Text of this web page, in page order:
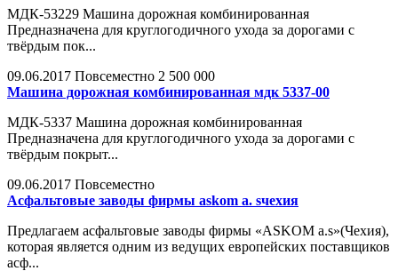
МДК-53229 Машина дорожная комбинированная
Предназначена для круглогодичного ухода за дорогами с
твёрдым пок...
09.06.2017 Повсеместно 2 500 000
Машина дорожная комбинированная мдк 5337-00
МДК-5337 Машина дорожная комбинированная
Предназначена для круглогодичного ухода за дорогами с
твёрдым покрыт...
09.06.2017 Повсеместно
Асфальтовые заводы фирмы askom a. sчехия
Предлагаем асфальтовые заводы фирмы «ASKOM a.s»(Чехия),
которая является одним из ведущих европейских поставщиков
асф...